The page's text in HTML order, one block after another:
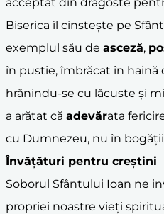
Biserica îl cinstește pe
exemplul său de asceză,
în pustie, îmbrăcat în haină
hrănindu-se cu lăcuste și
a arătat că adevărata
cu Dumnezeu, nu în
Învățături pentru creștini
Soborul Sfântului Ioan ne
propriei noastre vieți